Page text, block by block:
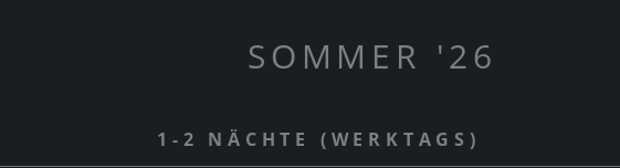
SOMMER '26
1-2 NÄCHTE (WERKTAGS)